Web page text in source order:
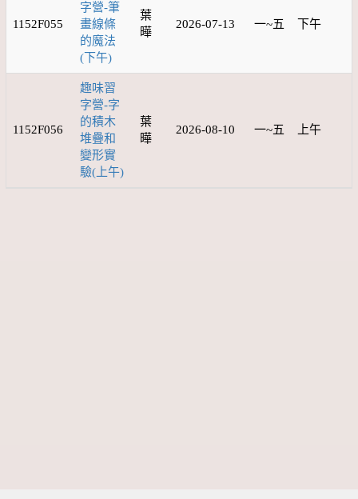
1152F055
字營-筆
畫線條
的魔法
(下午)
葉
曄
2026-07-13 一~五 下午
1152F056
趣味習
字營-字
的積木
堆疊和
變形實
驗(上午)
葉
曄
2026-08-10 一~五 上午